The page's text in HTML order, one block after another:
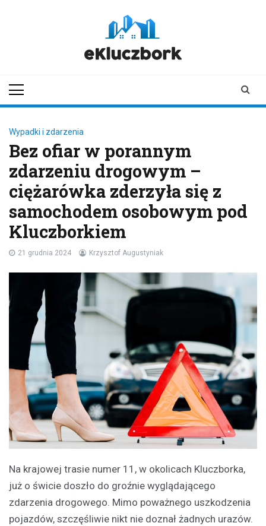
Wypadki i zdarzenia
Bez ofiar w porannym
zdarzeniu drogowym –
ciężarówka zderzyła się z
samochodem osobowym pod
Kluczborkiem
21 grudnia 2024 Krzysztof Augustyniak
Na krajowej trasie numer 11, w okolicach Kluczborka,
już o świcie doszło do groźnie wyglądającego
zdarzenia drogowego. Mimo poważnego uszkodzenia
pojazdów, szczęśliwie nikt nie doznał żadnych urazów.